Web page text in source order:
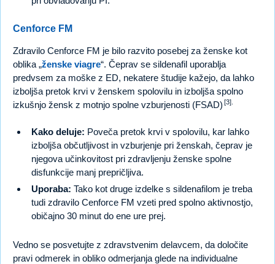
Cenforce FM
Zdravilo Cenforce FM je bilo razvito posebej za ženske kot
oblika „ženske viagre“. Čeprav se sildenafil uporablja
predvsem za moške z ED, nekatere študije kažejo, da lahko
izboljša pretok krvi v ženskem spolovilu in izboljša spolno
izkušnjo žensk z motnjo spolne vzburjenosti (FSAD) [3].
Kako deluje: Poveča pretok krvi v spolovilu, kar lahko
izboljša občutljivost in vzburjenje pri ženskah, čeprav je
njegova učinkovitost pri zdravljenju ženske spolne
disfunkcije manj prepričljiva.
Uporaba: Tako kot druge izdelke s sildenafilom je treba
tudi zdravilo Cenforce FM vzeti pred spolno aktivnostjo,
običajno 30 minut do ene ure prej.
Vedno se posvetujte z zdravstvenim delavcem, da določite
pravi odmerek in obliko odmerjanja glede na individualne